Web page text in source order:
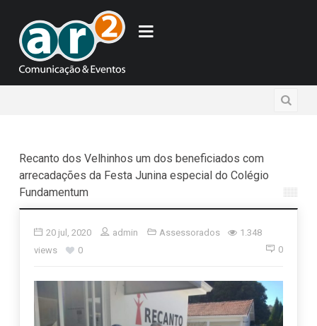
Recanto dos Velhinhos um dos beneficiados com
arrecadações da Festa Junina especial do Colégio
Fundamentum
20 jul, 2020 admin Assessorados
1.348
views
0 0